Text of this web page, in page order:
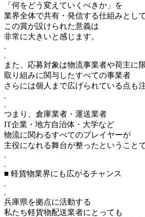
「何をどう変えていくべきか」を
業界全体で共有・発信する仕組みとして
この賞が設けられた意義は
非常に大きいと感じます。
.
.
また、応募対象は物流事業者や荷主に
取り組みに関与したすべての事業者
さらには個人まで広げられている点も
.
.
つまり、倉庫業者・運送業者
IT企業・地方自治体・大学など
物流に関わるすべてのプレイヤーが
主役になれる舞台が整ったということで
.
.
■ 軽貨物業界にも広がるチャンス
.
.
兵庫県を拠点に活動する
私たち軽貨物配送業者にとっても